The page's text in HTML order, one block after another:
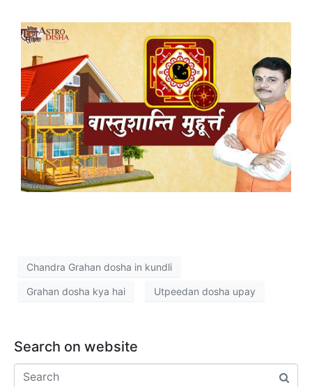
Chandra Grahan dosha in kundli
Grahan dosha kya hai Utpeedan dosha upay
Search on website